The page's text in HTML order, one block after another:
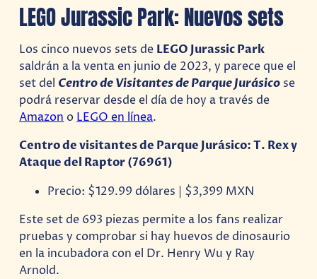
LEGO Jurassic Park: Nuevos sets
Los cinco nuevos sets de LEGO Jurassic Park
saldrán a la venta en junio de 2023, y parece que el
set del Centro de Visitantes de Parque Jurásico se
podrá reservar desde el día de hoy a través de
Amazon o LEGO en línea.
Centro de visitantes de Parque Jurásico: T. Rex y
Ataque del Raptor (76961)
Precio: $129.99 dólares | $3,399 MXN
Este set de 693 piezas permite a los fans realizar
pruebas y comprobar si hay huevos de dinosaurio
en la incubadora con el Dr. Henry Wu y Ray
Arnold.